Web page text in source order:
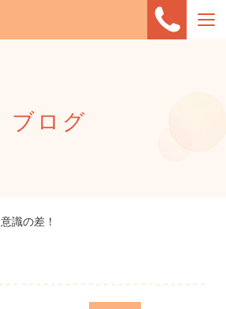
ブログ
意識の差！